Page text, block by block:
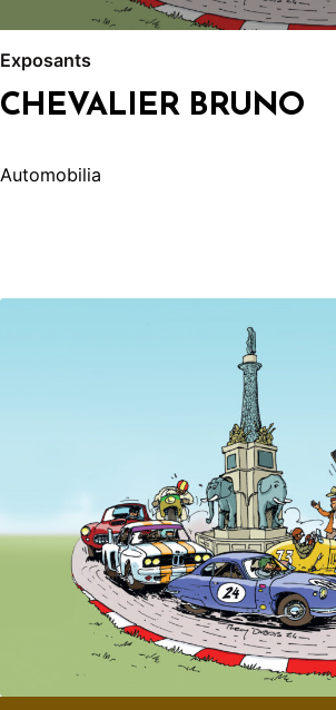
Exposants
CHEVALIER BRUNO
Automobilia